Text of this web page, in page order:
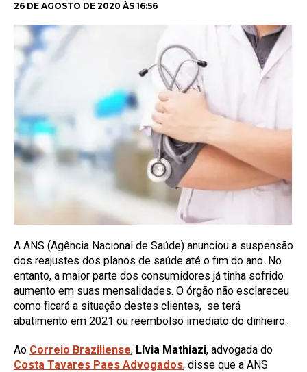
26 DE AGOSTO DE 2020 ÀS 16:56
A ANS (Agência Nacional de Saúde) anunciou a suspensão
dos reajustes dos planos de saúde até o fim do ano. No
entanto, a maior parte dos consumidores já tinha sofrido
aumento em suas mensalidades. O órgão não esclareceu
como ficará a situação destes clientes, se terá
abatimento em 2021 ou reembolso imediato do dinheiro.
Ao Correio Braziliense, Lívia Mathiazi, advogada do
Costa Tavares Paes Advogados, disse que a ANS